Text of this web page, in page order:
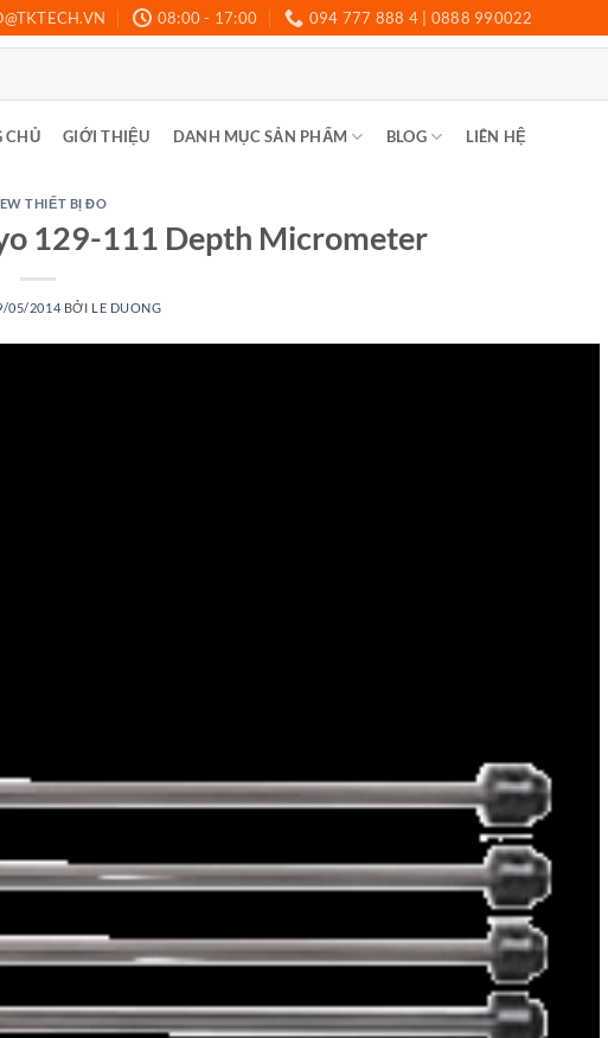
08:00 - 17:00 094 777 888 4 | 0888 990022
CHỦ GIỚI THIỆU DANH MỤC SẢN PHẨM BLOG LIÊN HỆ
THIẾT BỊ ĐO
129-111 Depth Micrometer
05/2014 BỞI LE DUONG